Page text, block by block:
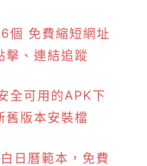
個 免費縮短網址
擊、連結追蹤
全可用的APK下
舊版本安裝檔
日曆範本，免費